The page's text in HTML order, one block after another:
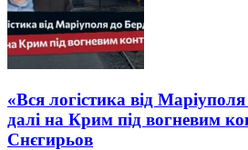
«Вся логістика від
далі на Крим під вогневим
Снєгирьов